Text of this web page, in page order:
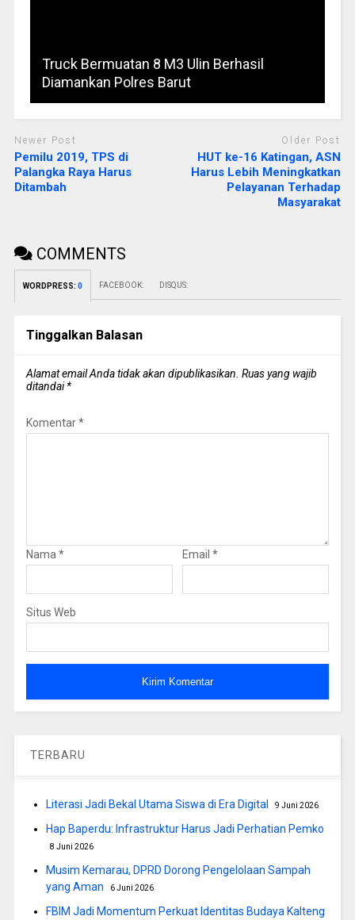
Truck Bermuatan 8 M3 Ulin Berhasil
Diamankan Polres Barut
Newer Post
Pemilu 2019, TPS di
Palangka Raya Harus
Ditambah
Older Post
HUT ke-16 Katingan, ASN
Harus Lebih Meningkatkan
Pelayanan Terhadap
Masyarakat
COMMENTS
WORDPRESS: 0 FACEBOOK: DISQUS:
Tinggalkan Balasan
Alamat email Anda tidak akan dipublikasikan. Ruas yang wajib
ditandai*
Komentar*
Nama * Email *
Situs Web
TERBARU
Literasi Jadi Bekal Utama Siswa di Era Digital 9 Juni 2026
Hap Baperdu: Infrastruktur Harus Jadi Perhatian Pemko
8 Juni 2026
Musim Kemarau, DPRD Dorong Pengelolaan Sampah
yang Aman
6 Juni 2026
FBIM Jadi Momentum Perkuat Identitas Budaya Kalteng